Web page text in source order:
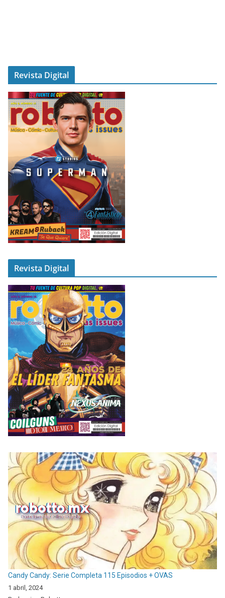
Revista Digital
Revista Digital
Candy Candy: Serie Completa 115 Episodios + OVAS
1 abril, 2024